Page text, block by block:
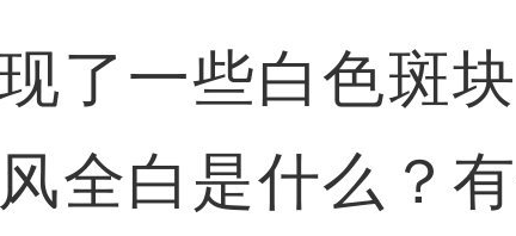
了一些白色斑
全白是什么？